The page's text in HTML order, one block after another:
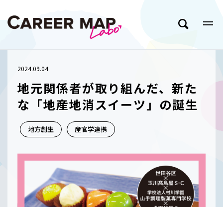
2024.09.04
地元関係者が取り組んだ、新た
な「地産地消スイーツ」の誕生
地方創生 産官学連携